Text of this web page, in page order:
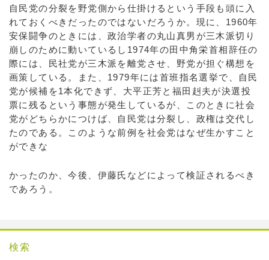
自民党の分裂を野党側から仕掛けるという手段も頭に入
れておくべきだったのではないだろうか。現に、1960年
安保闘争のときには、政治学者の丸山真男が三木派切り
崩しのために動いているし1974年の田中角栄首相辞任の
際には、民社党が三木派を離党させ、野党が担ぐ構想を
画策している。また、1979年には首班指名選挙で、自民
党が候補を1本化できず、大平正芳と福田赳夫が決選投
票に残るという事態が発生しているが、このときに社会
党がどちらかにつけば、自民党は分裂し、政権は交代し
たのである。このような前例を社会党はなぜ生かすこと
ができな
かったのか、今後、伊藤氏などによって検証されるべき
であろう。
検索